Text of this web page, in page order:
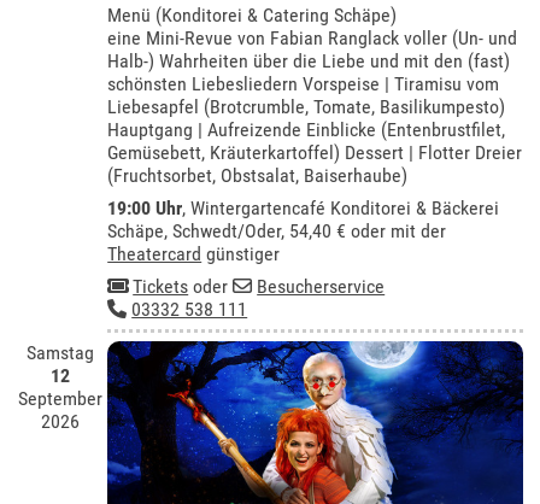
Menü (Konditorei & Catering Schäpe)
eine Mini-Revue von Fabian Ranglack voller (Un- und
Halb-) Wahrheiten über die Liebe und mit den (fast)
schönsten Liebesliedern Vorspeise | Tiramisu vom
Liebesapfel (Brotcrumble, Tomate, Basilikumpesto)
Hauptgang | Aufreizende Einblicke (Entenbrustfilet,
Gemüsebett, Kräuterkartoffel) Dessert | Flotter Dreier
(Fruchtsorbet, Obstsalat, Baiserhaube)
19:00 Uhr,Wintergartencafé Konditorei & Bäckerei
Schäpe, Schwedt/Oder, 54,40 € oder mit der
Theatercard günstiger
Tickets oder
Besucherservice
03332 538 111
Samstag
12
September
2026